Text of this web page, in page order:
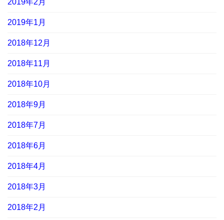
2019年2月
2019年1月
2018年12月
2018年11月
2018年10月
2018年9月
2018年7月
2018年6月
2018年4月
2018年3月
2018年2月